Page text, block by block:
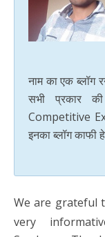
नाम का एक ब्लॉग
सभी प्रकार
Competitive
इनका ब्लॉग काफी
We are grateful
very